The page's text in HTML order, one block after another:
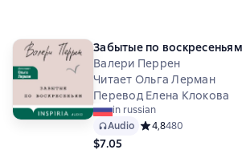
Забытые по воскресеньям
Валери Перрен
Читает Ольга Лерман
Перевод Елена Клокова
in russian
Audio Средний рейтинг 4,8
4,8480
$7.05